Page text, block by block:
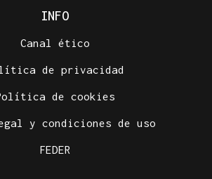
INFO
Canal ético
de privacidad
de cookies
y condiciones de uso
FEDER